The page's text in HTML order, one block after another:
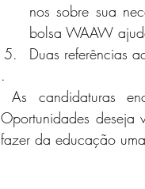
nos sobre sua
bolsa WAAW
Duas referências
.
As candidaturas encerram no dia 8 de novembro de 2022, assim sendo, a CPLP
Oportunidades deseja
fazer da educação